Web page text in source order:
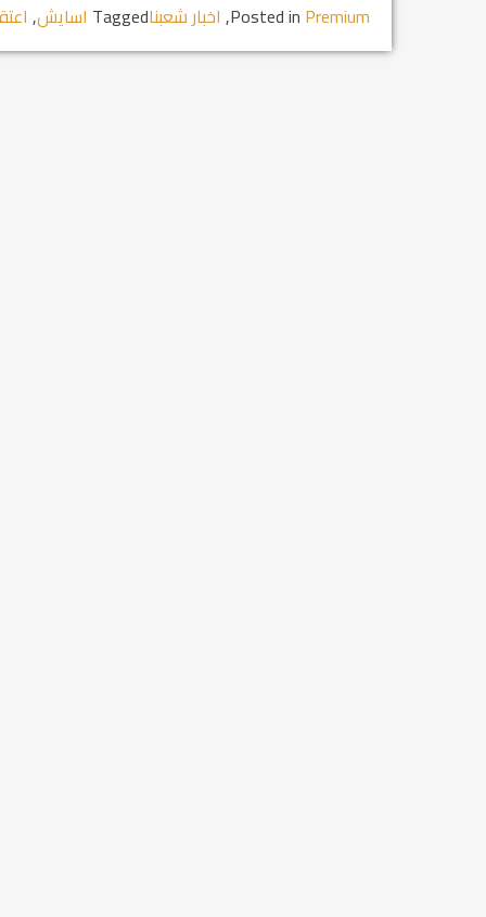
Posted in Premium
, اخبار شعبناTagged اسايش,